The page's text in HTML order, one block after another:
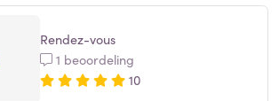
Rendez-vous
1 beoordeling
10